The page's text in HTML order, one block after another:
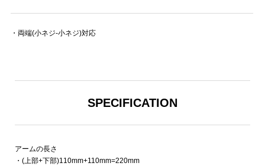
・両端(小ネジ-小ネジ)対応
SPECIFICATION
アームの長さ
・(上部+下部)110mm+110mm=220mm